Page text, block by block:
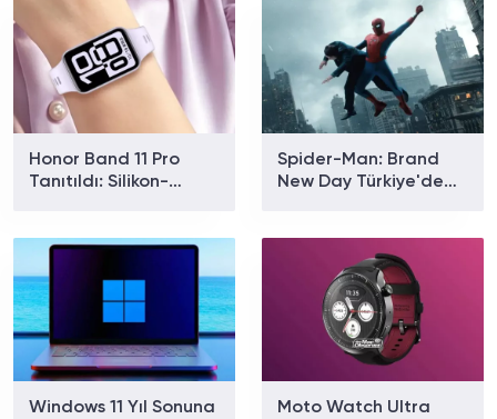
Honor Band 11 Pro
Tanıtıldı: Silikon-
Sunuyor
Spider-Man: Brand
New Day Türkiye'de
Windows 11 Yıl Sonuna
Moto Watch Ultra